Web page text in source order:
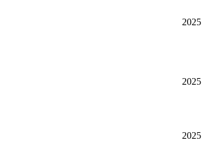
2025
2025
2025